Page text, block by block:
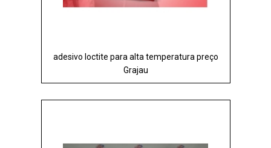
adesivo loctite para alta temperatura preço
Grajau